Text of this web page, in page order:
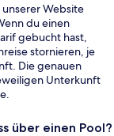
Website
du einen
gebucht hast,
stornieren, je
Die genauen
Unterkunft
über einen Pool?